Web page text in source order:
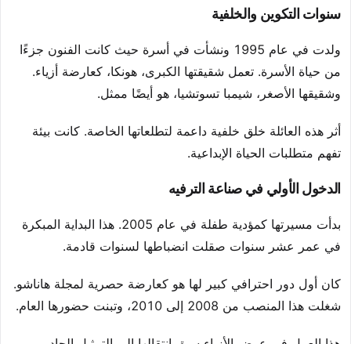
سنوات التكوين والخلفية
ولدت في عام 1995 ونشأت في أسرة حيث كانت الفنون جزءًا
من حياة الأسرة. تعمل شقيقتها الكبرى، هونكا، كعارضة أزياء.
وشقيقها الأصغر، شيمبا تسوتشيا، هو أيضًا ممثل.
أثر هذه العائلة خلق خلفية داعمة لتطلعاتها الخاصة. كانت بيئة
تفهم متطلبات الحياة الإبداعية.
الدخول الأولي في صناعة الترفيه
بدأت مسيرتها كمؤدية طفلة في عام 2005. هذا البداية المبكرة
في عمر عشر سنوات صقلت انضباطها لسنوات قادمة.
كان أول دور احترافي كبير لها هو كعارضة حصرية لمجلة هاناشو.
شغلت هذا المنصب من 2008 إلى 2010، وتبنت حضورها العام.